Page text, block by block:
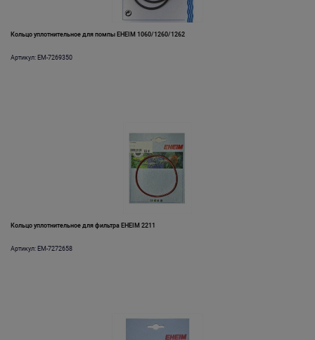
Кольцо уплотнительное для помпы EHEIM 1060/1260/1262
Артикул: EM-7269350
Кольцо уплотнительное для фильтра EHEIM 2211
Артикул: EM-7272658